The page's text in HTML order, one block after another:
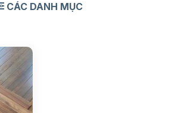
CÁC DANH MỤC